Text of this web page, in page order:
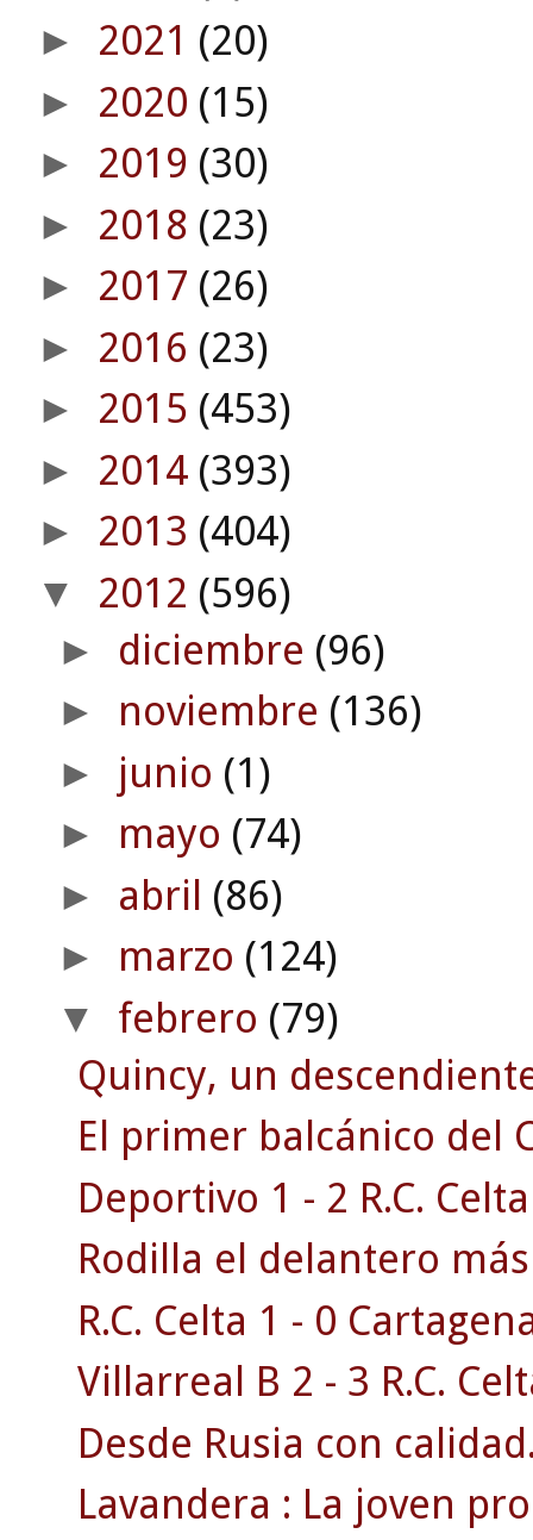
► 2021 (20)
► 2020 (15)
► 2019 (30)
► 2018 (23)
► 2017 (26)
► 2016 (23)
► 2015 (453)
► 2014 (393)
► 2013 (404)
▼ 2012 (596)
► diciembre (96)
► noviembre (136)
► junio (1)
► mayo (74)
► abril (86)
► marzo (124)
▼ febrero (79)
Quincy, un
El primer balcánico del
Deportivo 1 - 2 R.C. Celta
Rodilla el delantero
R.C. Celta 1 - 0
Villarreal B 2 - 3 R.C.
Desde Rusia con
Lavandera : La joven